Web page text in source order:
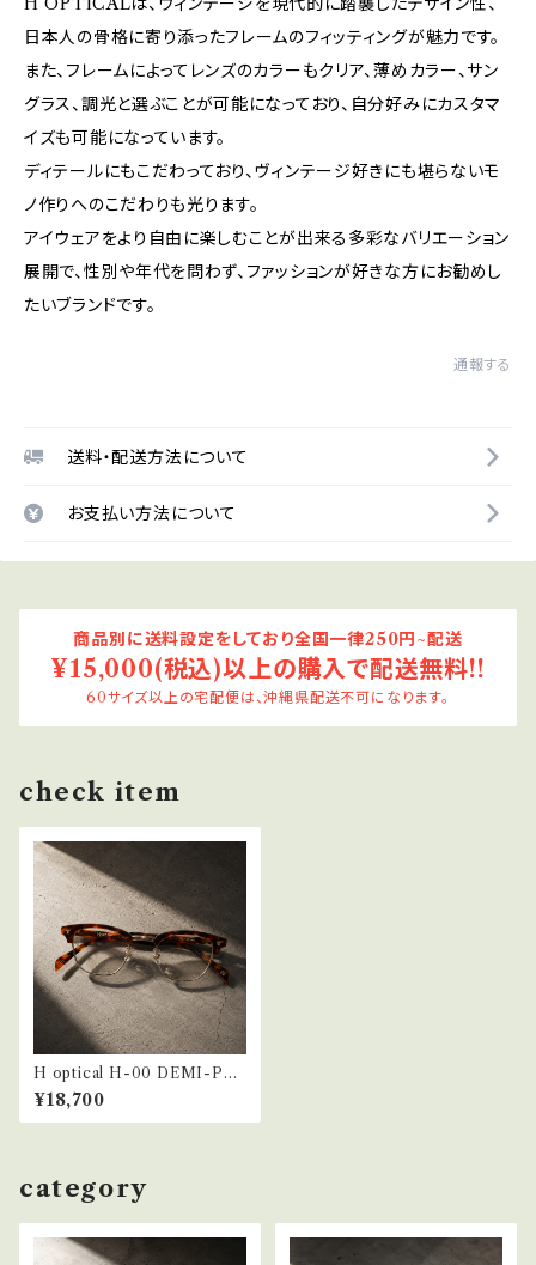
日本人の骨格に寄り添ったフレームのフィッティングが魅力です。
また、フレームによってレンズのカラーもクリア、薄めカラー、サン
グラス、調光と選ぶことが可能になっており、自分好みにカスタマ
イズも可能になっています。
ディテールにもこだわっており、ヴィンテージ好きにも堪らないモ
ノ作りへのこだわりも光ります。
アイウェアをより自由に楽しむことが出来る多彩なバリエーション
展開で、性別や年代を問わず、ファッションが好きな方にお勧めし
たいブランドです。
通報する
送料・配送方法について
お支払い方法について
商品別に送料設定をしており全国一律250円~配送
¥15,000(税込)以上の購入で配送無料!!
60サイズ以上の宅配便は、沖縄県配送不可になります。
check item
H optical H-00 DEMI-PT.
GRY
¥18,700
category